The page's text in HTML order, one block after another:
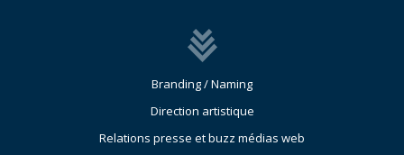
Branding / Naming
Direction artistique
Relations presse et buzz médias web